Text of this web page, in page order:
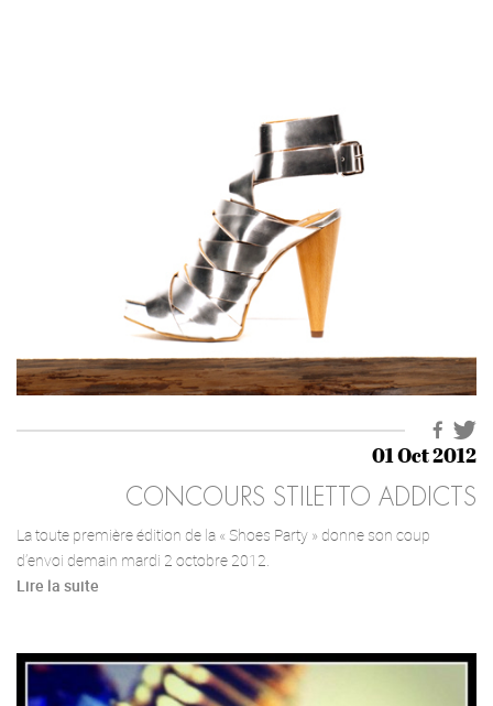
01 Oct 2012
CONCOURS STILETTO ADDICTS
La toute première édition de la « Shoes Party » donne son coup
d’envoi demain mardi 2 octobre 2012.
Lire la suite